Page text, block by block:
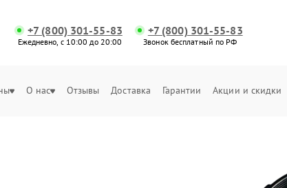
+7 (800) 301-55-83
Ежедневно, с 10:00 до 20:00
+7 (800) 301-55-83
Звонок бесплатный по РФ
О нас Отзывы Доставка Гарантии Акции и скидки